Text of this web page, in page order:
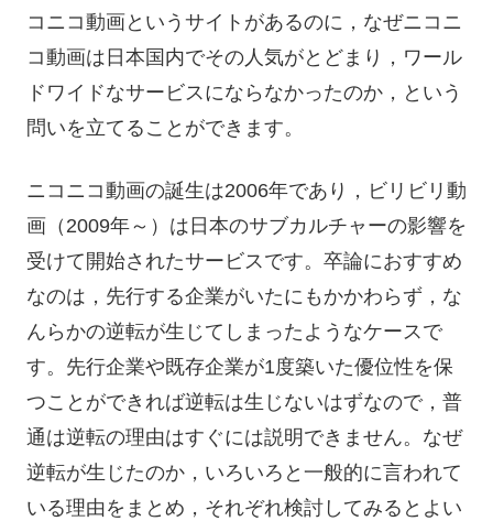
コニコ動画というサイトがあるのに，なぜニコニ
コ動画は日本国内でその人気がとどまり，ワール
ドワイドなサービスにならなかったのか，という
問いを立てることができます。
ニコニコ動画の誕生は2006年であり，ビリビリ動
画（2009年～）は日本のサブカルチャーの影響を
受けて開始されたサービスです。卒論におすすめ
なのは，先行する企業がいたにもかかわらず，な
んらかの逆転が生じてしまったようなケースで
す。先行企業や既存企業が1度築いた優位性を保
つことができれば逆転は生じないはずなので，普
通は逆転の理由はすぐには説明できません。なぜ
逆転が生じたのか，いろいろと一般的に言われて
いる理由をまとめ，それぞれ検討してみるとよい